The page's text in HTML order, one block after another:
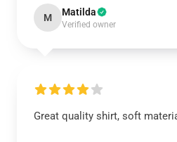
M Matilda
Verified owner
Great quality shirt, soft